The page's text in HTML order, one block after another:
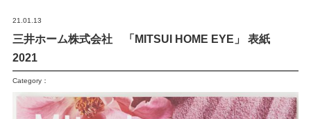
21.01.13
三井ホーム株式会社 「MITSUI HOME EYE」 表紙
2021
Category：